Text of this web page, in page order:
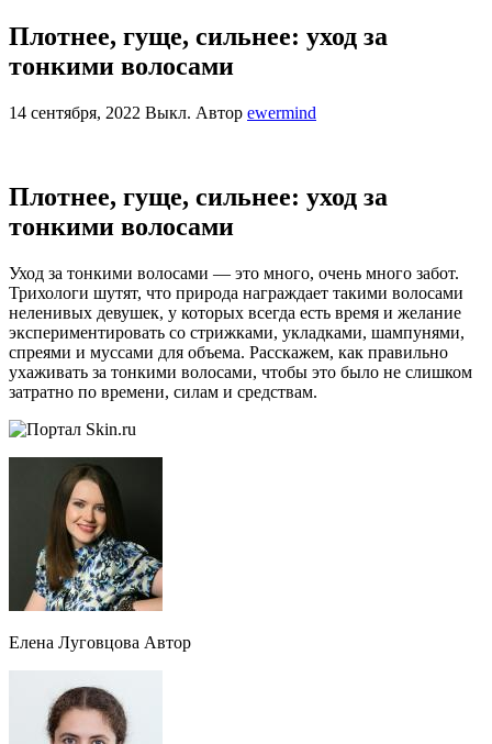
Плотнее, гуще, сильнее: уход за
тонкими волосами
14 сентября, 2022 Выкл. Автор ewermind
Плотнее, гуще, сильнее: уход за
тонкими волосами
Уход за тонкими волосами — это много, очень много забот.
Трихологи шутят, что природа награждает такими волосами
неленивых девушек, у которых всегда есть время и желание
экспериментировать со стрижками, укладками, шампунями,
спреями и муссами для объема. Расскажем, как правильно
ухаживать за тонкими волосами, чтобы это было не слишком
затратно по времени, силам и средствам.
Елена Луговцова Автор